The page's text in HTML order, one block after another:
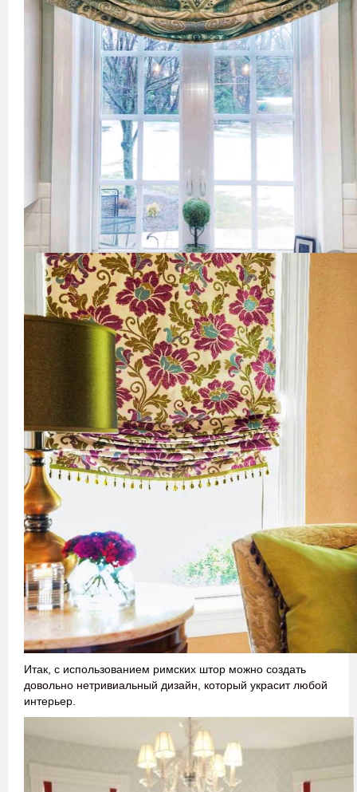
Итак, с использованием римских штор можно создать
довольно нетривиальный дизайн, который украсит любой
интерьер.